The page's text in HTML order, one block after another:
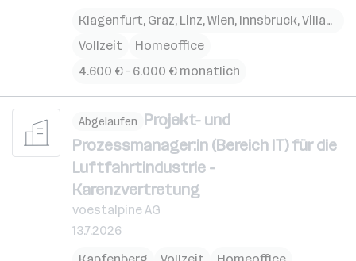
Klagenfurt, Graz, Linz,Wien, Innsbruck,Villach
Vollzeit
Homeoffice
4.600 € – 6.000 € monatlich
Abgelaufen Projekt- und
Prozessmanager:in (Bereich IT) für die
Luftfahrtindustrie -
Karenzvertretung
voestalpine AG
13.7.2026